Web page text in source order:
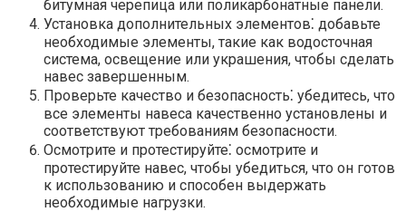
битумная черепица или поликарбонатные панели.​
Установка дополнительных элементов⁚ добавьте
необходимые элементы, такие как водосточная
система, освещение или украшения, чтобы сделать
навес завершенным.​
Проверьте качество и безопасность⁚ убедитесь, что
все элементы навеса качественно установлены и
соответствуют требованиям безопасности.
Осмотрите и протестируйте⁚ осмотрите и
протестируйте навес, чтобы убедиться, что он готов
к использованию и способен выдержать
необходимые нагрузки.​